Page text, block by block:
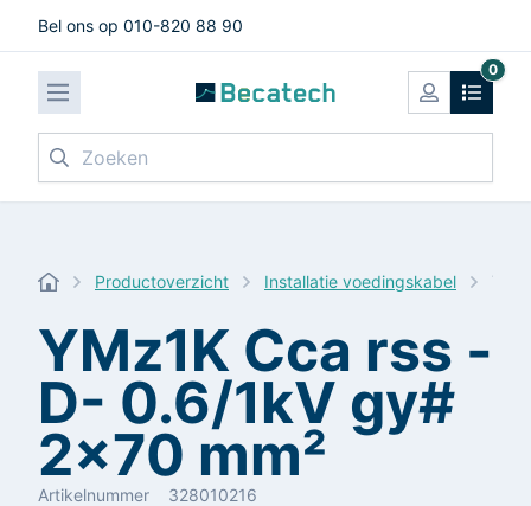
Bel ons op 010-820 88 90
0
Zoeken
Productoverzicht Installatie voedingskabel
YMz1K Cca rss -
D- 0.6/1kV gy#
2x70 mm²
Artikelnummer 328010216